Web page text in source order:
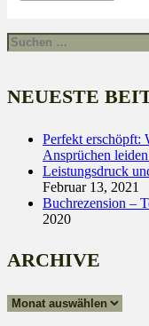
nach:
NEUESTE
Perfekt erschöpft:
Ansprüchen
Leistungsdruck
Februar 13, 2021
Buchrezension –
2020
ARCHIVE
Archive